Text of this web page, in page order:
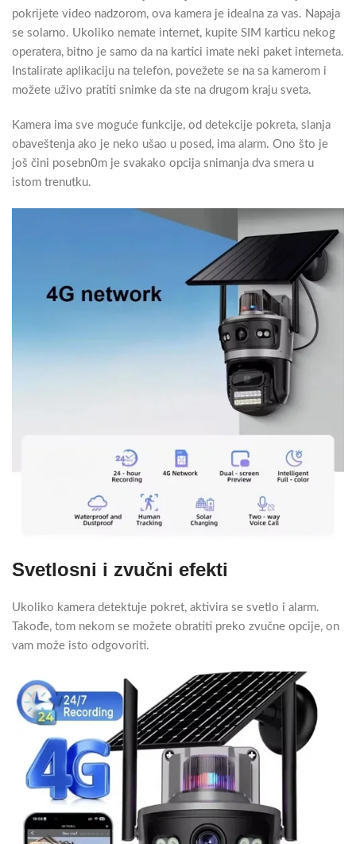
pokrijete video nadzorom, ova kamera je idealna za vas. Napaja
se solarno. Ukoliko nemate internet, kupite SIM karticu nekog
operatera, bitno je samo da na kartici imate neki paket interneta.
Instalirate aplikaciju na telefon, povežete se na sa kamerom i
možete uživo pratiti snimke da ste na drugom kraju sveta.
Kamera ima sve moguće funkcije, od detekcije pokreta, slanja
obaveštenja ako je neko ušao u posed, ima alarm. Ono što je
još čini posebn0m je svakako opcija snimanja dva smera u
istom trenutku.
Svetlosni i zvučni efekti
Ukoliko kamera detektuje pokret, aktivira se svetlo i alarm.
Takođe, tom nekom se možete obratiti preko zvučne opcije, on
vam može isto odgovoriti.